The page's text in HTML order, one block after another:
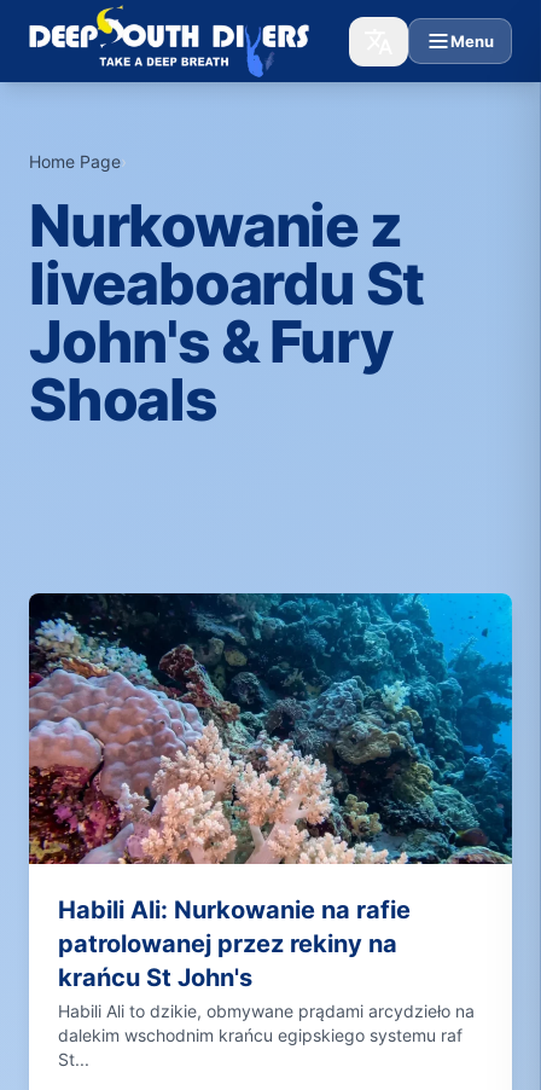
Menu
Home Page›
Nurkowanie z
liveaboardu St
John's & Fury
Shoals
Habili Ali: Nurkowanie na rafie
patrolowanej przez rekiny na
krańcu St John's
Habili Ali to dzikie, obmywane prądami arcydzieło na
dalekim wschodnim krańcu egipskiego systemu raf
St...